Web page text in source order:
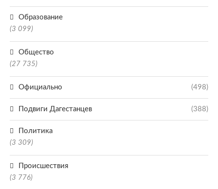
Образование
(3 099)
Общество
(27 735)
Официально (498)
Подвиги Дагестанцев (388)
Политика
(3 309)
Происшествия
(3 776)